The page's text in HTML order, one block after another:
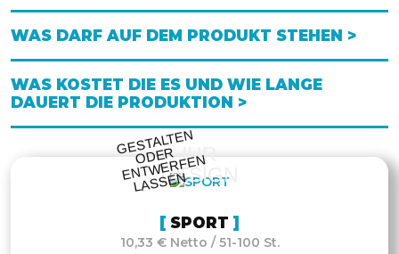
WAS DARF AUF DEM PRODUKT STEHEN >
WAS KOSTET DIE ES UND WIE LANGE
DAUERT DIE PRODUKTION >
IHR
DESIGN
GESTALTE
N
O
DE
R
E
NT
WE
RFE
N
LASSE
N
SPORT
10,33 € Netto / 51-100 St.